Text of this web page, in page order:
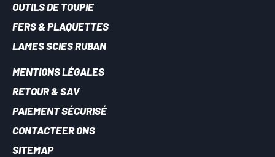
OUTILS DE TOUPIE
FERS & PLAQUETTES
LAMES SCIES RUBAN
MENTIONS LÉGALES
RETOUR & SAV
PAIEMENT SÉCURISÉ
CONTACTEER ONS
SITEMAP